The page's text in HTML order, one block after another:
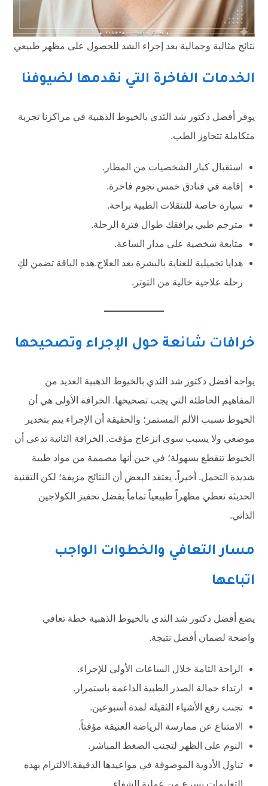
نتائج مثالية وجمالية بعد إجراء الشد للحصول على مظهر طبيعي
الخدمات الفاخرة التي نقدمها لضيوفنا
يوفر أفضل دكتور شد الثدي بالخيوط الذهبية في مراكزنا تجربة
متكاملة تتجاوز الطب.
استقبال كبار الشخصيات من المطار.
إقامة في فنادق خمس نجوم فاخرة.
سيارة خاصة للتنقلات الطبية براحة.
مترجم طبي يرافقك طوال فترة الرحلة.
متابعة شخصية على مدار الساعة.
هدايا تجميلية للعناية بالبشرة بعد العلاج.هذه الباقة تضمن لكِ
رحلة علاجية خالية من التوتر.
خرافات شائعة حول الإجراء وتصحيحها
يواجه أفضل دكتور شد الثدي بالخيوط الذهبية العديد من
المفاهيم الخاطئة التي يجب تصحيحها. الخرافة الأولى هي أن
الخيوط تسبب الألم المستمر؛ والحقيقة أن الإجراء يتم بتخدير
موضعي ولا يسبب سوى انزعاج مؤقت. الخرافة الثانية تدعي أن
الخيوط تنقطع بسهولة؛ في حين أنها مصممة من مواد طبية
شديدة التحمل. أخيراً، يعتقد البعض أن النتائج مزيفة؛ لكن التقنية
الحديثة تعطي مظهراً طبيعياً تماماً بفضل تحفيز الكولاجين
الذاتي.
مسار التعافي والخطوات الواجب
اتباعها
يضع أفضل دكتور شد الثدي بالخيوط الذهبية خطة تعافي
واضحة لضمان أفضل نتيجة.
الراحة التامة خلال الساعات الأولى للإجراء.
ارتداء حمالة الصدر الطبية الداعمة باستمرار.
تجنب رفع الأشياء الثقيلة لمدة أسبوعين.
الامتناع عن ممارسة الرياضة العنيفة مؤقتاً.
النوم على الظهر لتجنب الضغط المباشر.
تناول الأدوية الموصوفة في مواعيدها الدقيقة.الالتزام بهذه
التعليمات يسرع من عملية الشفاء.